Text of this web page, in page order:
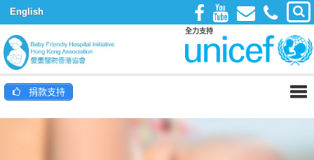
English
全力支持
捐款支持